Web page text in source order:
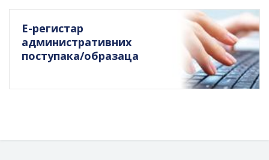
Е-регистар
административних
поступака/образаца